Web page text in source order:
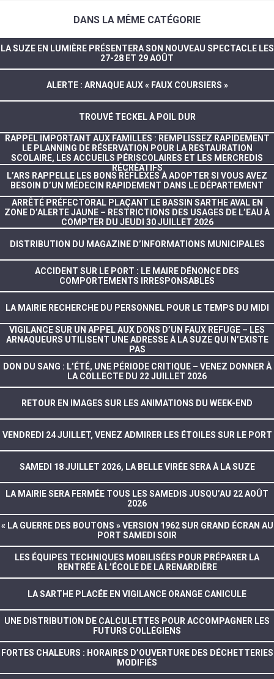
DANS LA MÊME CATÉGORIE
LA SUZE EN LUMIÈRE PRÉSENTERA SON NOUVEAU SPECTACLE LES
27-28 ET 29 AOÛT
ALERTE : ARNAQUE AUX « FAUX COURSIERS »
TROUVÉ TECKEL À POIL DUR
RAPPEL IMPORTANT AUX FAMILLES : REMPLISSEZ RAPIDEMENT
LE PLANNING DE RÉSERVATION POUR LA RESTAURATION
SCOLAIRE, LES ACCUEILS PÉRISCOLAIRES ET LES MERCREDIS
RÉCRÉATIFS
L’ARS RAPPELLE LES BONS RÉFLEXES À ADOPTER SI VOUS AVEZ
BESOIN D’UN MÉDECIN RAPIDEMENT DANS LE DÉPARTEMENT
ARRÊTÉ PRÉFECTORAL PLAÇANT LE BASSIN SARTHE AVAL EN
ZONE D’ALERTE JAUNE – RESTRICTIONS DES USAGES DE L’EAU À
COMPTER DU JEUDI 30 JUILLET 2026
DISTRIBUTION DU MAGAZINE D’INFORMATIONS MUNICIPALES
ACCIDENT SUR LE PORT : LE MAIRE DÉNONCE DES
COMPORTEMENTS IRRESPONSABLES
LA MAIRIE RECHERCHE DU PERSONNEL POUR LE TEMPS DU MIDI
VIGILANCE SUR UN APPEL AUX DONS D’UN FAUX REFUGE – LES
ARNAQUEURS UTILISENT UNE ADRESSE À LA SUZE QUI N’EXISTE
PAS
DON DU SANG : L’ÉTÉ, UNE PÉRIODE CRITIQUE – VENEZ DONNER À
LA COLLECTE DU 22 JUILLET 2026
RETOUR EN IMAGES SUR LES ANIMATIONS DU WEEK-END
VENDREDI 24 JUILLET, VENEZ ADMIRER LES ÉTOILES SUR LE PORT
SAMEDI 18 JUILLET 2026, LA BELLE VIRÉE SERA À LA SUZE
LA MAIRIE SERA FERMÉE TOUS LES SAMEDIS JUSQU’AU 22 AOÛT
2026
« LA GUERRE DES BOUTONS » VERSION 1962 SUR GRAND ÉCRAN AU
PORT SAMEDI SOIR
LES ÉQUIPES TECHNIQUES MOBILISÉES POUR PRÉPARER LA
RENTRÉE À L’ÉCOLE DE LA RENARDIÈRE
LA SARTHE PLACÉE EN VIGILANCE ORANGE CANICULE
UNE DISTRIBUTION DE CALCULETTES POUR ACCOMPAGNER LES
FUTURS COLLÉGIENS
FORTES CHALEURS : HORAIRES D’OUVERTURE DES DÉCHETTERIES
MODIFIÉS